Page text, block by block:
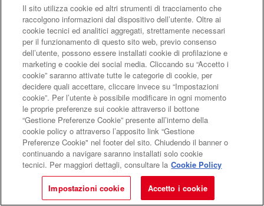
BIBLIOGRAFIE 7-12 ANNI AUTISMO
Mostra più risultati
Libri
CD
FILM
Il sito utilizza cookie ed altri strumenti di tracciamento che
raccolgono informazioni dal dispositivo dell’utente. Oltre ai
cookie tecnici ed analitici aggregati, strettamente necessari
per il funzionamento di questo sito web, previo consenso
dell’utente, possono essere installati cookie di profilazione e
marketing e cookie dei social media. Cliccando su “Accetto i
cookie” saranno attivate tutte le categorie di cookie, per
decidere quali accettare, cliccare invece su “Impostazioni
cookie”. Per l’utente è possibile modificare in ogni momento
le proprie preferenze sui cookie attraverso il bottone
“Gestione Preferenze Cookie” presente all’interno della
cookie policy o attraverso l’apposito link “Gestione
Preferenze Cookie" nel footer del sito. Chiudendo il banner o
continuando a navigare saranno installati solo cookie
tecnici. Per maggiori dettagli, consultare la Cookie Policy
Impostazioni cookie Accetto i cookie